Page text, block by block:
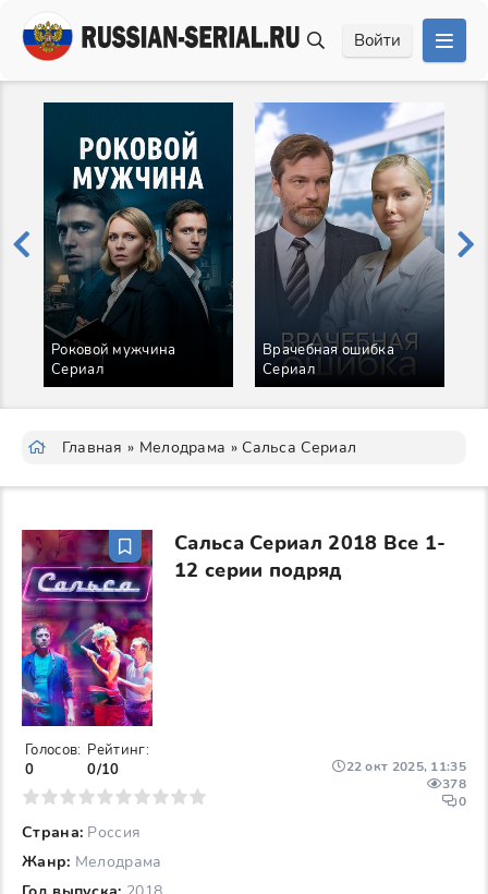
Войти
Роковой мужчина
Сериал
Врачебная ошибка
Сериал
Главная » Мелодрама » Сальса Сериал
Сальса Сериал 2018 Все 1-
12 серии подряд
Страна: Россия
Жанр: Мелодрама
22 окт 2025, 11:35
378
0
Голосов:
0
Рейтинг:
0/10
7 8 9 10